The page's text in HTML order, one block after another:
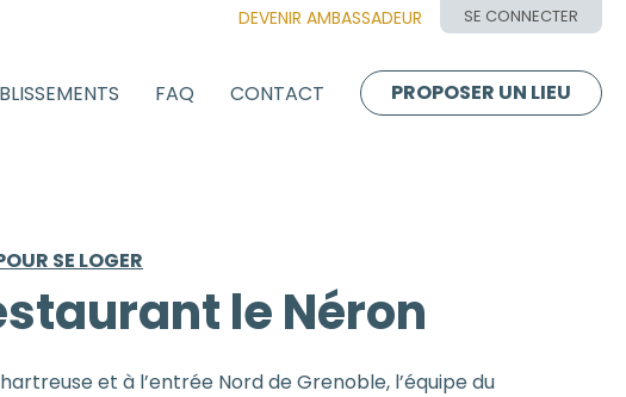
DEVENIR AMBASSADEUR SE CONNECTER
FAQ CONTACT PROPOSER UN LIEU
SE LOGER
le Néron
et à l’entrée Nord de Grenoble, l’équipe du